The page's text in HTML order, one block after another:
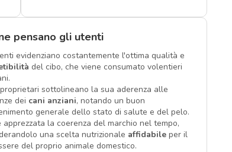
pensano gli utenti
evidenziano costantemente l'ottima qualità e
del cibo, che viene consumato volentieri
sottolineano la sua aderenza alle
dei cani anziani, notando un buon
generale dello stato di salute e del pelo.
apprezzata la coerenza del marchio nel tempo,
una scelta nutrizionale affidabile per il
del proprio animale domestico.